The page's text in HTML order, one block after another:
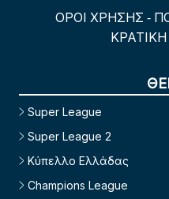
ΟΡΟΙ ΧΡΗΣΗΣ -
Super League
Super League 2
Κύπελλο Ελλάδας
Champions League